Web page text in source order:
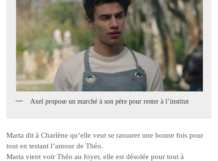
Axel propose un marché à son père pour rester à l’institut
Marta dit à Charlène qu’elle veut se rassurer une bonne fois pour
tout en testant l’amour de Théo.
Marta vient voir Théo au foyer, elle est désolée pour tout à